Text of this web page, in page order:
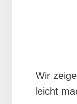
Wir
leicht